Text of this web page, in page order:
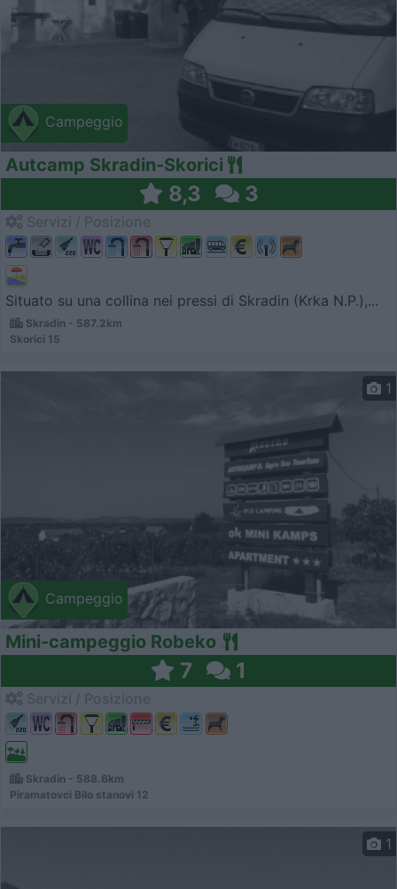
Campeggio
Autcamp Skradin-Skorici
8,3 3
Situato su una collina nei pressi di Skradin (Krka N.P.),...
Skradin - 587.2km
Skorici 15
Campeggio
1
Mini-campeggio Robeko
7 1
Skradin - 588.6km
Piramatovci Bilo stanovi 12
1